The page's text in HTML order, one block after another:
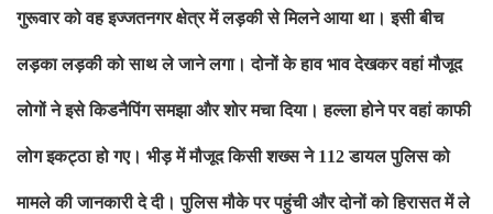
गुरूवार को वह इज्‍जतनगर क्षेत्र में लड़की से मिलने आया था। इसी बीच
लड़का लड़की को साथ ले जाने लगा। दोनों के हाव भाव देखकर वहां मौजूद
लोगों ने इसे किडनैपिंग समझा और शोर मचा दिया। हल्‍ला होने पर वहां काफी
लोग इकट्ठा हो गए। भीड़ में मौजूद किसी शख्‍स ने 112 डायल पुलिस को
मामले की जानकारी दे दी। पुलिस मौके पर पहुंची और दोनों को हिरासत में ले